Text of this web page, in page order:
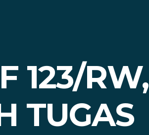
123/RW,
TUGAS